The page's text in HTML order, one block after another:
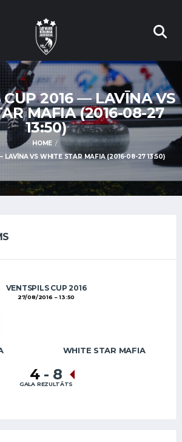
CUP 2016 — LAVĪNA VS
MAFIA (2016-08-27
13:50)
HOME
LAVĪNA VS WHITE STAR MAFIA (2016-08-27 13:50)
VENTSPILS CUP 2016
27/08/2016 13:50
WHITE STAR MAFIA
4 - 8
GALA REZULTĀTS